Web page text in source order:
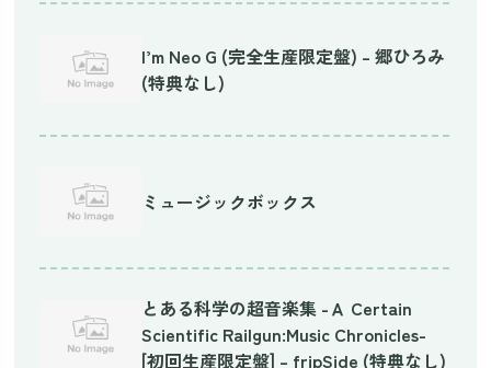
I’m Neo G (完全生産限定盤) – 郷ひろみ
(特典なし)
ミュージックボックス
とある科学の超音楽集 -Ａ Certain
Scientific Railgun:Music Chronicles-
[初回生産限定盤] – fripSide (特典なし)